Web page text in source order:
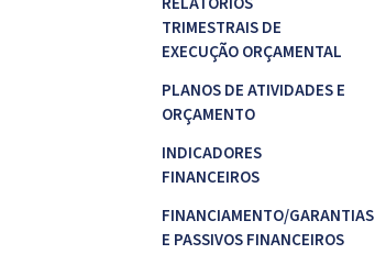
TRIMESTRAIS DE
EXECUÇÃO ORÇAMENTAL
PLANOS DE ATIVIDADES E
ORÇAMENTO
INDICADORES
FINANCEIROS
FINANCIAMENTO/GARANTIAS
E PASSIVOS FINANCEIROS